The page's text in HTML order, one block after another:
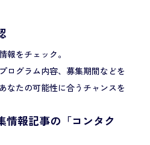
報をチェック。
ログラム内容、募集期間などを
なたの可能性に合うチャンスを
情報記事の「コンタク